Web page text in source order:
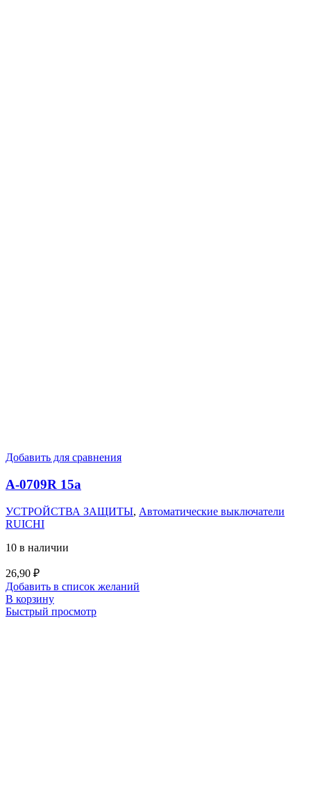
Добавить для сравнения
A-0709R 15a
УСТРОЙСТВА ЗАЩИТЫ, Автоматические выключатели
RUICHI
10 в наличии
26,90 ₽
Добавить в список желаний
В корзину
Быстрый просмотр